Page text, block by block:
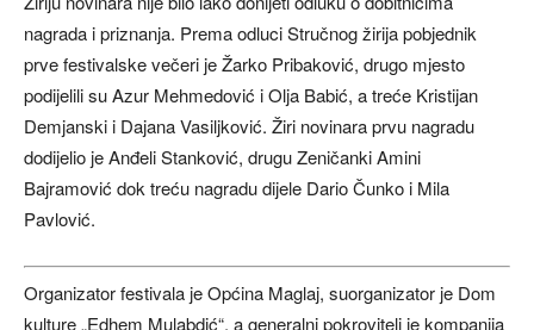
nagrada i priznanja. Prema odluci Stručnog žirija pobjednik
prve festivalske večeri je Žarko Pribaković, drugo mjesto
podijelili su Azur Mehmedović i Olja Babić, a treće Kristijan
Demjanski i Dajana Vasiljković. Žiri novinara prvu nagradu
dodijelio je Anđeli Stanković, drugu Zeničanki Amini
Bajramović dok treću nagradu dijele Dario Čunko i Mila
Pavlović.
Organizator festivala je Općina Maglaj, suorganizator je Dom
kulture „Edhem Mulabdić“, a generalni pokrovitelj je kompanija